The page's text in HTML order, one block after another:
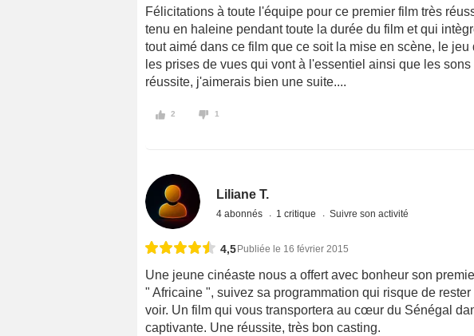
Félicitations à toute l'équipe pour ce premier film très
tenu en haleine pendant toute la durée du film et qui
tout aimé dans ce film que ce soit la mise en scène, le
les prises de vues qui vont à l'essentiel ainsi que les
réussite, j'aimerais bien une suite....
2 1
Liliane T.
4 abonnés 1 critique Suivre son activité
4,5 Publiée le 16 février 2015
Une jeune cinéaste nous a offert avec bonheur son
" Africaine ", suivez sa programmation qui risque de
voir. Un film qui vous transportera au cœur du Sénégal
captivante. Une réussite, très bon casting.